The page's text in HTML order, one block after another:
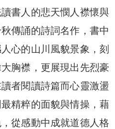
書人的悲天憫人襟懷與
傳誦的詩詞名作，書中
心的山川風貌景象，刻
胸襟，更展現出先烈豪
者閱讀詩篇而心靈激盪
精粹的面貌與情操，藉
從感動中成就道德人格